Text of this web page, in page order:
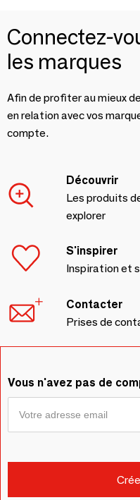
Connectez-
les marques
Afin de profiter au mieux
en relation avec vos
compte.
Découvrir
Les produits
explorer
S'inspirer
Inspiration et
Contacter
Prises de
Vous n'avez pas de